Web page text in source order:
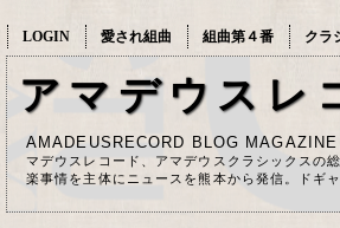
LOGIN 愛され組曲 組曲第４番 クラ
アマデウスレ
AMADEUSRECORD BLOG MAGAZINE
マデウスレコード、アマデウスクラシックスの
楽事情を主体にニュースを熊本から発信。ドギ